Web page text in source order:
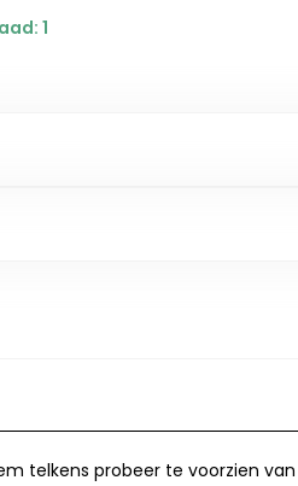
1
telkens probeer te voorzien